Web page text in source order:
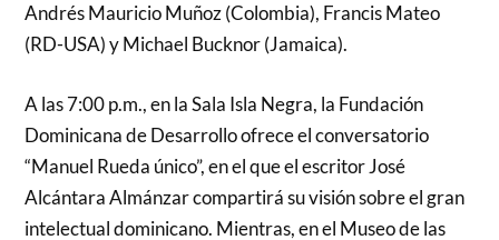
Andrés Mauricio Muñoz (Colombia), Francis Mateo
(RD-USA) y Michael Bucknor (Jamaica).
A las 7:00 p.m., en la Sala Isla Negra, la Fundación
Dominicana de Desarrollo ofrece el conversatorio
“Manuel Rueda único”, en el que el escritor José
Alcántara Almánzar compartirá su visión sobre el gran
intelectual dominicano. Mientras, en el Museo de las